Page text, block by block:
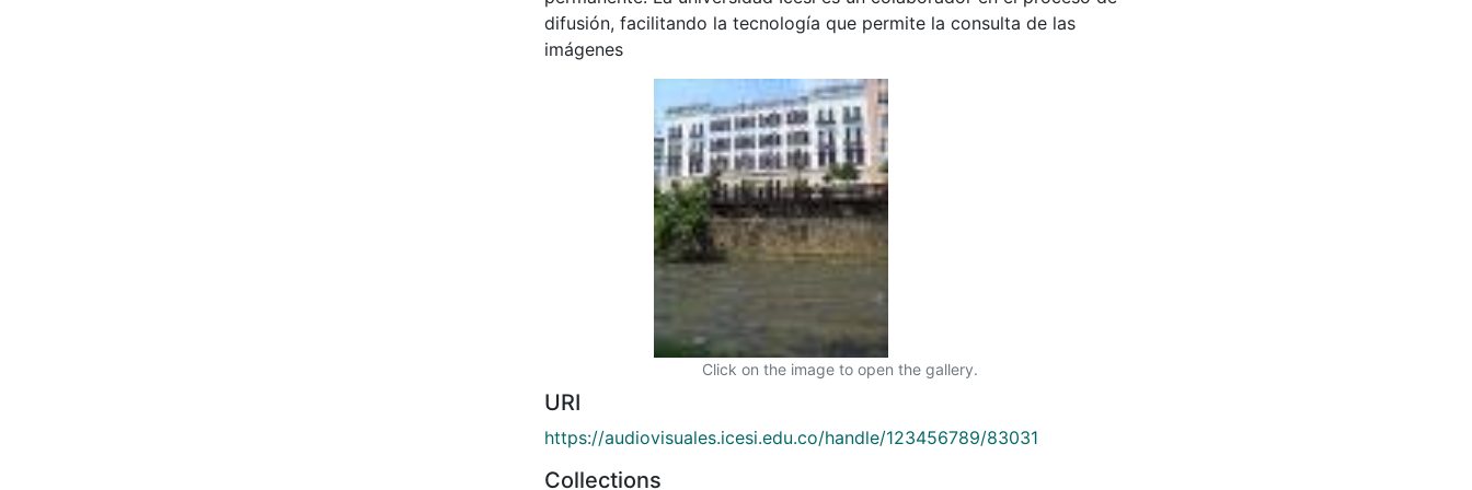
difusión, facilitando la tecnología que permite la consulta de las
imágenes
Click on the image to open the gallery.
URI
https://audiovisuales.icesi.edu.co/handle/123456789/83031
Collections